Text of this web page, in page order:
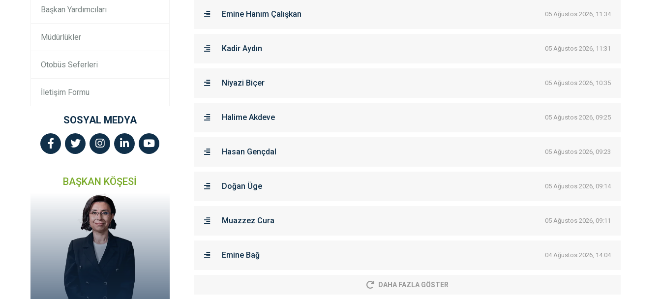
Başkan Yardımcıları
Müdürlükler
Otobüs Seferleri
İletişim Formu
SOSYAL MEDYA
BAŞKAN KÖŞESİ
Emine Hanım Çalışkan 05 Ağustos 2026, 11:34
Kadir Aydın 05 Ağustos 2026, 11:31
Niyazi Biçer 05 Ağustos 2026, 10:35
Halime Akdeve 05 Ağustos 2026, 09:25
Hasan Gençdal 05 Ağustos 2026, 09:23
Doğan Üge 05 Ağustos 2026, 09:14
Muazzez Cura 05 Ağustos 2026, 09:11
Emine Bağ 04 Ağustos 2026, 14:04
DAHA FAZLA GÖSTER